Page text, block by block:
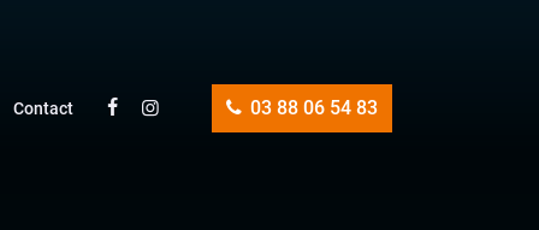
03 88 06 54 83
Contact